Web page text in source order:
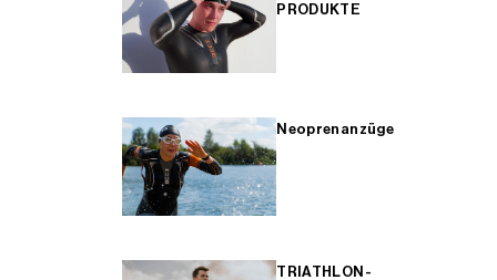
PRODUKTE
Neoprenanzüge
TRIATHLON-